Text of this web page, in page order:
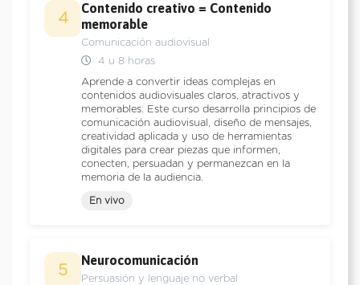
4
Contenido creativo = Contenido
memorable
Comunicación audiovisual
4 u 8 horas
Aprende a convertir ideas complejas en
contenidos audiovisuales claros, atractivos y
memorables. Este curso desarrolla principios de
comunicación audiovisual, diseño de mensajes,
creatividad aplicada y uso de herramientas
digitales para crear piezas que informen,
conecten, persuadan y permanezcan en la
memoria de la audiencia.
En vivo
5
Neurocomunicación
Persuasión y lenguaje no verbal